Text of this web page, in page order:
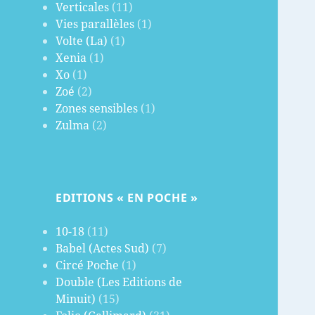
Verticales (11)
Vies parallèles (1)
Volte (La) (1)
Xenia (1)
Xo (1)
Zoé (2)
Zones sensibles (1)
Zulma (2)
EDITIONS « EN POCHE »
10-18 (11)
Babel (Actes Sud) (7)
Circé Poche (1)
Double (Les Editions de
Minuit) (15)